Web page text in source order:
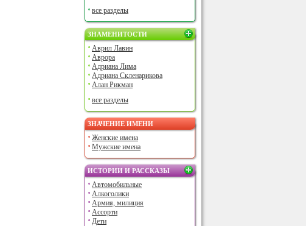
все разделы
ЗНАМЕНИТОСТИ
Аврил Лавин
Аврора
Адриана Лима
Адриана Скленарикова
Алан Рикман
все разделы
ЗНАЧЕНИЕ ИМЕНИ
Женские имена
Мужские имена
ИСТОРИИ И РАССКАЗЫ
Автомобильные
Алкоголики
Армия, милиция
Ассорти
Дети